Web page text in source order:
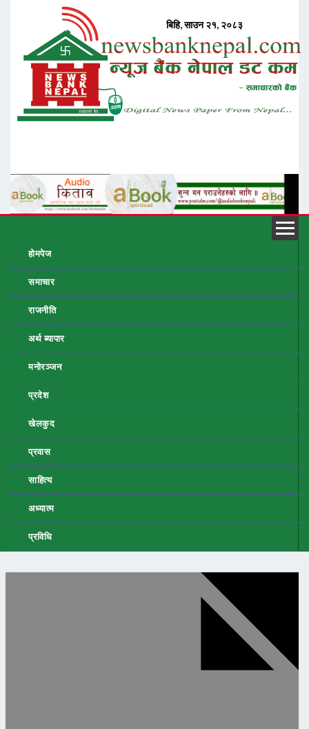
होमपेज
समाचार
राजनीति
अर्थ ब्यापार
मनोरञ्जन
प्रदेश
खेलकुद
प्रवास
साहित्य
अध्यात्म
प्रविधि